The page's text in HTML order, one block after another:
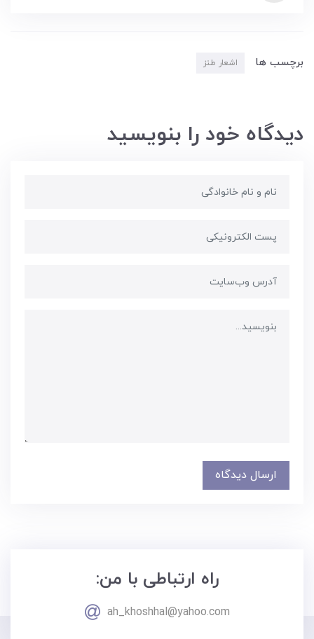
برچسب ها اشعار طنز
دیدگاه خود را بنویسید
ارسال دیدگاه
راه ارتباطی با من:
ah_khoshhal@yahoo.com